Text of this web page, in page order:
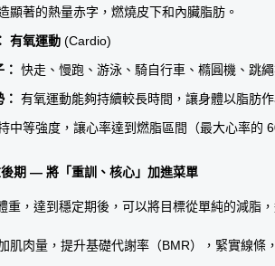
顯著的熱量赤字，燃燒皮下和內臟脂肪。
有氧運動 (Cardio)
快走、慢跑、游泳、騎自行車、橢圓機、跳繩
有氧運動能夠持續較長時間，讓身體以脂肪
中等強度，讓心率達到燃脂區間（最大心率的
期 — 將「重訓、核心」加進菜單
重，達到穩定期後，可以將目標從單純的減脂，
肌肉量，提升基礎代謝率（BMR），緊實線條